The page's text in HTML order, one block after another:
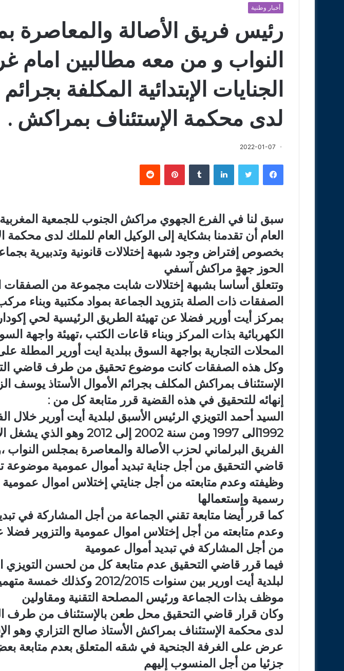
أخبار وطنية
رئيس فريق الأصالة والمعاصرة
النواب و من معه مطالبين امام
الجنايات الإبتدائية المكلفة
لدى محكمة الإستئناف بمراكش .
2022-01-07
فيسبوك لينكدإن بينتيريست
سبق لنا في الفرع الجهوي مراكش الجنوب للجمعية المغربية
العام أن تقدمنا بشكاية إلى الوكيل العام للملك لدى
بخصوص إفتراض وجود شبهة إختلالات قانونية وتدبيرية
الحوز جهةٍ مراكش آسفي
وتتعلق أساسا بشبهة إختلالات شابت مجموعة من الصفقات
الصفقات ذات الصلة بتزويد الجماعة بمواد مكتبية وبناء
بمركز أيت أورير فضلا عن تهيئة الطريق الرئيسية لحي
الكهربائية بذات المركز وبناء قاعات الكتب ،تهيئة واجهة
المحلات التجارية بواجهة السوق ببلدية ايت أورير المطلة
وكل هذه الصفقات كانت موضوع تحقيق من طرف قاضي
الإستئناف بمراكش المكلف بجرائم الأموال الأستاذ يوسف
إنهائه للتحقيق في هذه القضية قرر متابعة كل من :
السيد أحمد التويزي الرئيس الأسبق لبلدية أيت أورير خلال
1992الى 1997 ومن سنة 2002 إلى
الفريق البرلماني لحزب الأصالة والمعاصرة بمجلس
قاضي التحقيق من أجل جناية تبديد أموال عمومية
وظيفته وعدم متابعته من أجل جنايتي إختلاس اموال
رسمية وإستعمالها
كما قرر أيضا متابعة تقني الجماعة من أجل المشاركة في
وعدم متابعته من أجل إختلاس اموال عمومية والتزوير فضلا
من أجل المشاركة في تبديد أموال عمومية
فيما قرر قاضي التحقيق عدم متابعة كل من لحسن التويزي
لبلدية أيت اورير بين سنوات 2012/
موظف بذات الجماعة ورئيس المصلحة التقنية ومقاولين
وكان قرار قاضي التحقيق محل طعن بالإستئناف من طرف
لدى محكمة الإستئناف بمراكش الأستاذ صالح التزاري وهو
عرض على الغرفة الجنحية في شقه المتعلق بعدم متابعة بعض
جزئيا من أجل المنسوب إليهم